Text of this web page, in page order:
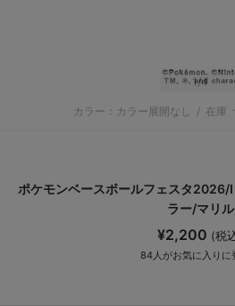
1/4
カラー：カラー展開なし / 在庫
ポケモンベースボールフェスタ
ラー/マリル
¥2,200 (税
84 人がお気に入りに